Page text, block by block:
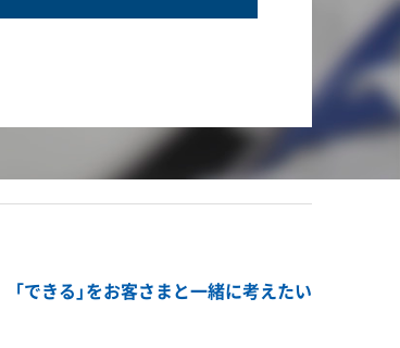
「できる」をお客さまと一緒に考えたい